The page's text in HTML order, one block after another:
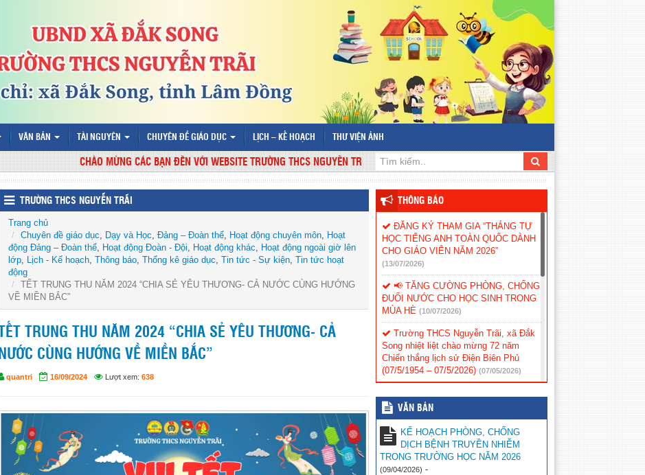
VĂN BẢN TÀI NGUYÊN CHUYÊN ĐỀ GIÁO DỤC LỊCH – KẾ HOẠCH THƯ VIỆN ẢNH
CHÀO MỪNG CÁC BẠN ĐẾN VỚI WEBSITE TRƯỜNG THCS NGUYỄN TRÃI
TRƯỜNG THCS NGUYỄN TRÃI
Trang chủ
Chuyên đề giáo dục, Dạy và Học, Đảng – Đoàn thể, Hoạt động chuyên môn, Hoạt
động Đảng – Đoàn thể, Hoạt động Đoàn - Đội, Hoạt động khác, Hoạt động ngoài giờ lên
lớp, Lịch - Kế hoạch, Thông báo, Thống kê giáo dục, Tin tức - Sự kiện, Tin tức hoạt
động
TẾT TRUNG THU NĂM 2024 “CHIA SẺ YÊU THƯƠNG- CẢ NƯỚC CÙNG HƯỚNG
VỀ MIỀN BẮC”
TẾT TRUNG THU NĂM 2024 “CHIA SẺ YÊU THƯƠNG- CẢ
NƯỚC CÙNG HƯỚNG VỀ MIỀN BẮC”
quantri 16/09/2024 Lượt xem: 638
THÔNG BÁO
ĐĂNG KÝ THAM GIA “THÁNG TỰ
HỌC TIẾNG ANH TOÀN QUỐC DÀNH
CHO GIÁO VIÊN NĂM 2026”
(13/07/2026)
📢 TĂNG CƯỜNG PHÒNG, CHỐNG
ĐUỐI NƯỚC CHO HỌC SINH TRONG
MÙA HÈ (10/07/2026)
Trường THCS Nguyễn Trãi, xã Đắk
Song nhiệt liệt chào mừng 72 năm
Chiến thắng lịch sử Điện Biên Phủ
(07/5/1954 – 07/5/2026) (07/05/2026)
xác định tương đương chức danh nhà
giáo (06/05/2026)
Thư ngõ Chuyển đổi số Trung tâm
Đổi mới sáng tạo và Chuyển đổi số tỉnh
Lâm Đồng
VĂN BẢN
KẾ HOẠCH PHÒNG, CHỐNG
DỊCH BỆNH TRUYỀN NHIỄM
TRONG TRƯỜNG HỌC NĂM 2026
(09/04/2026) -